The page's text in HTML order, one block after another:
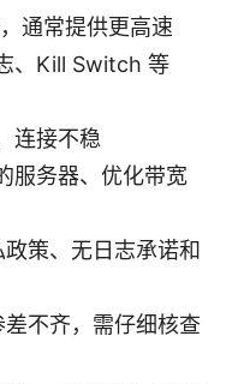
通常提供更高速
、Kill Switch 等
连接不稳
服务器、优化带宽
策、无日志承诺和
不齐，需仔细核查